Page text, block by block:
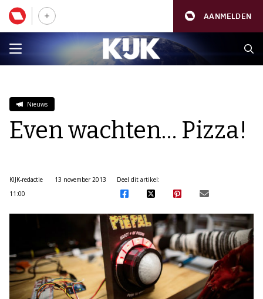
AANMELDEN
Nieuws
Even wachten… Pizza!
KIJK-redactie
13 november 2013
11:00
Deel dit artikel: